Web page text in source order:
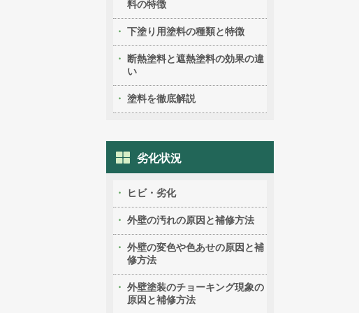
料の特徴
下塗り用塗料の種類と特徴
断熱塗料と遮熱塗料の効果の違
い
塗料を徹底解説
劣化状況
ヒビ・劣化
外壁の汚れの原因と補修方法
外壁の変色や色あせの原因と補
修方法
外壁塗装のチョーキング現象の
原因と補修方法